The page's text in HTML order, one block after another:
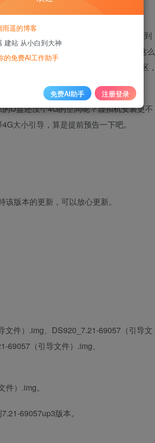
接（现在仓库作者已经转为私有，看不到
编译引导而已。引用一下作者的话是这么
可能不足，物理设备会自动扩展P3分区，
U盘还没个4G的空间呢？虚拟机安装更不
大小引导，算是提前预告一下吧。
版本的更新，可以放心更新。
件）.img、DS920_7.21-69057（引导文
（引导文件）.img、
）.img。
69057up3版本。
遥的博客
建站 从小白到大神
的免费AI工作助手
免费AI助手 注册登录